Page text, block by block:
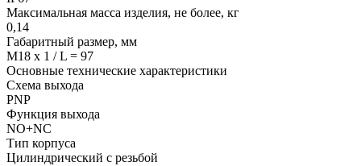
Максимальная масса изделия, не более, кг
0,14
Габаритный размер, мм
M18 x 1 / L = 97
Основные технические характеристики
Схема выхода
PNP
Функция выхода
NO+NC
Тип корпуса
Цилиндрический с резьбой